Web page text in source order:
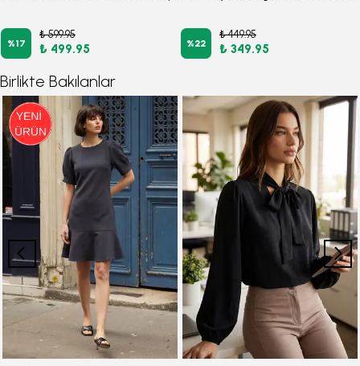
%17
₺ 599.95
₺ 499.95 %22
₺ 449.95
₺ 349.95
Birlikte Bakılanlar